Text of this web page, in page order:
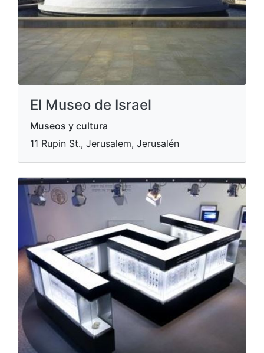
El Museo de Israel
Museos y cultura
11 Rupin St., Jerusalem, Jerusalén